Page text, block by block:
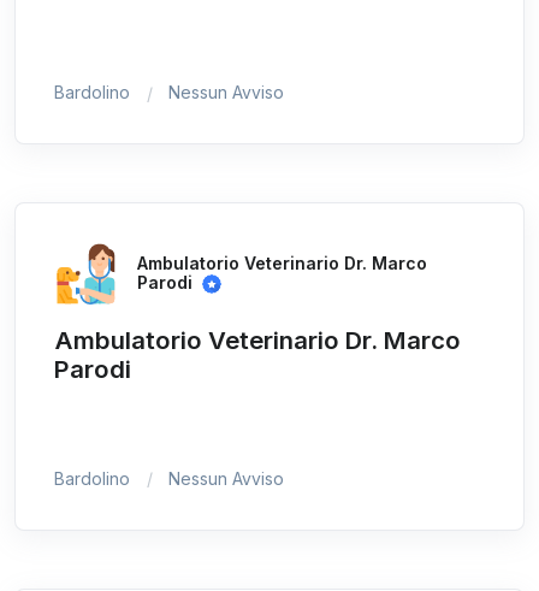
Bardolino Nessun Avviso
Ambulatorio Veterinario Dr. Marco
Parodi
Ambulatorio Veterinario Dr. Marco
Parodi
Bardolino Nessun Avviso